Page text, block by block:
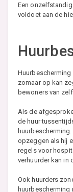
Een
voldoet aan de
Huurbescherming
zomaar op kan
bewoners van
Als de
de huur
opzeggen als hij
regels voor
verhuurder kan in
Ook huurders
huurbescherming